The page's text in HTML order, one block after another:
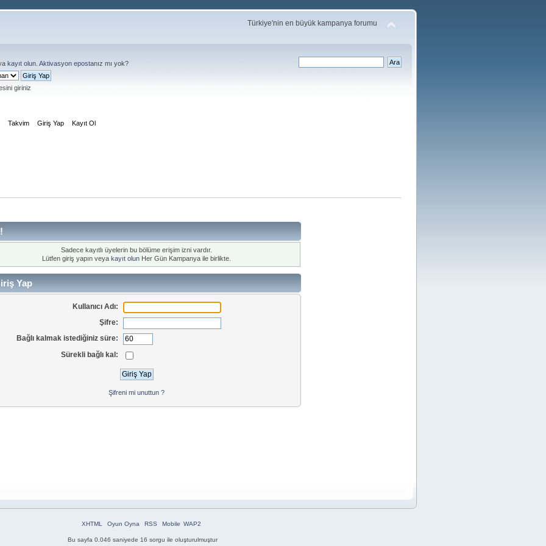
Türkiye'nin en büyük kampanya forumu
kayıt olun Aktivasyon epostanız mı yok?
giriniz
Takvim Giriş Yap Kayıt Ol
Sadece kayıtlı üyelerin bu bölüme erişim izni vardır.
Lütfen giriş yapın veya kayıt olun Her Gün Kampanya ile birlikte.
Yap
Kullanıcı Adı:
Şifre:
Bağlı kalmak istediğiniz süre:
Sürekli bağlı kal:
Şifreni mi unuttun ?
XHTML Oyun Oyna RSS Mobile WAP2
Bu sayfa 0.046 saniyede 16 sorgu ile oluşturulmuştur